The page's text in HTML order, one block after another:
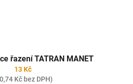
řazení TATRAN MANET
13 Kč
Kč bez DPH)